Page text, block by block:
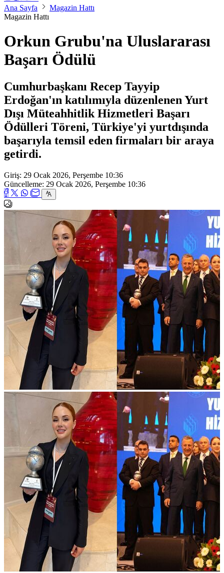
Ana Sayfa
Magazin Hattı
Magazin Hattı
Orkun Grubu'na Uluslararası
Başarı Ödülü
Cumhurbaşkanı Recep Tayyip
Erdoğan'ın katılımıyla düzenlenen Yurt
Dışı Müteahhitlik Hizmetleri Başarı
Ödülleri Töreni, Türkiye'yi yurtdışında
başarıyla temsil eden firmaları bir araya
getirdi.
Giriş: 29 Ocak 2026, Perşembe 10:36
Güncelleme: 29 Ocak 2026, Perşembe 10:36